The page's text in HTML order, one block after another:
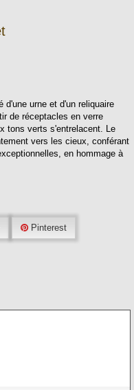
d'une urne et d'un reliquaire
de réceptacles en verre
tons verts s'entrelacent. Le
vers les cieux, conférant
en hommage à
Pinterest